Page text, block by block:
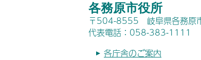
各務原市役所
〒504-8555 岐阜県各務原
代表電話：058-383-1111
各庁舎のご案内